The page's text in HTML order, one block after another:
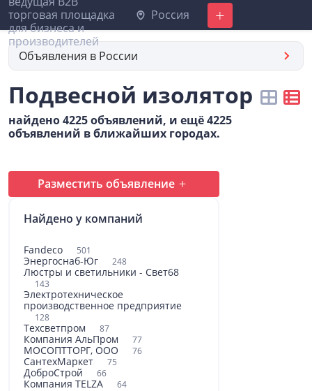
Россия Добавить
Объявления в России
Подвесной изолятор
найдено 4225 объявлений, и ещё 4225
объявлений в ближайших городах.
Разместить объявление
Найдено у компаний
Fandeco 501
Энергоснаб-Юг 248
Люстры и светильники - Свет68
143
Электротехническое
производственное предприятие
128
Техсветпром 87
Компания АльПром 77
МОСОПТТОРГ, ООО 76
СантехМаркет 75
ДоброСтрой 66
Компания TELZA 64